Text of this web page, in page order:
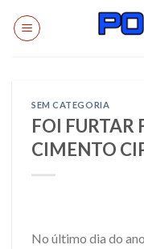
SEM CATEGORIA
FOI FURTAR
CIMENTO
No último dia do